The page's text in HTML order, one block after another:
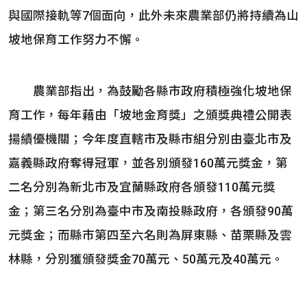
與國際接軌等7個面向，此外未來農業部仍將持續為山
坡地保育工作努力不懈。
農業部指出，為鼓勵各縣市政府積極強化坡地保
育工作，每年藉由「坡地金育獎」之頒獎典禮公開表
揚績優機關；今年度直轄市及縣市組分別由臺北市及
嘉義縣政府奪得冠軍，並各別頒發160萬元獎金，第
二名分別為新北市及宜蘭縣政府各頒發110萬元獎
金；第三名分別為臺中市及南投縣政府，各頒發90萬
元獎金；而縣市第四至六名則為屏東縣、苗栗縣及雲
林縣，分別獲頒發獎金70萬元、50萬元及40萬元。